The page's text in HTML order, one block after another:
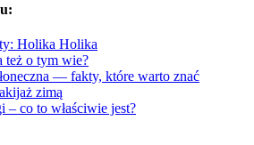
Holika Holika
też o tym wie?
— fakty, które warto znać
zimą
– co to właściwie jest?